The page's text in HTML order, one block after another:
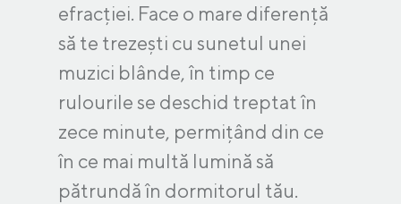
efracției. Face o mare diferență
să te trezești cu sunetul unei
muzici blânde, în timp ce
rulourile se deschid treptat în
zece minute, permițând din ce
în ce mai multă lumină să
pătrundă în dormitorul tău.